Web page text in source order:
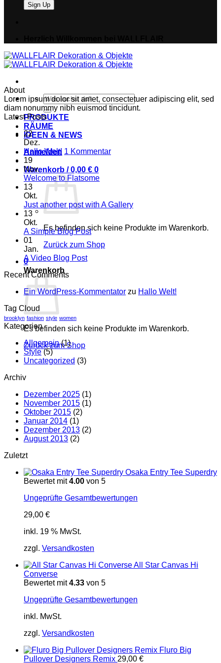
Suche
nach:
PRODUKTE
RÄUME
IDEEN & NEWS
Anmelden
Warenkorb /0,00 € 0
Es befinden sich keine Produkte im Warenkorb.
Zurück zum Shop
0
Warenkorb
Es befinden sich keine Produkte im Warenkorb.
Zurück zum Shop
About
Lorem ipsum dolor sit amet, consectetuer adipiscing elit, sed
diam nonummy nibh euismod tincidunt.
Latest Posts
22
Dez.
Hallo Welt! 1 Kommentarzu
19
Nov.
Welcome to FlatsomeKeine
Welcome
13
Okt.
Just another post with A GalleryKeine
Just
13
Okt.
A Simple Blog PostKeine
Kommentare
zu
01
Jan.
A Video Blog PostKeine
Video
Recent Comments
Ein WordPress-Kommentator zu Hallo Welt!
Tag Cloud
brooklyn fashion style women
Kategorien
Allgemein(1)
Style(5)
Uncategorized (3)
Archiv
Dezember 2025 (1)
November 2015 (1)
Oktober 2015 (2)
Januar 2014 (1)
Dezember 2013 (2)
August 2013 (2)
Zuletzt
Osaka Entry Tee Superdry
Bewertet mit4.00 von 5
Ungeprüfte Gesamtbewertungen
29,00 €
inkl. 19 % MwSt.
zzgl. Versandkosten
All Star Canvas Hi
Converse
Bewertet mit4.33 von 5
Ungeprüfte Gesamtbewertungen
inkl. MwSt.
zzgl. Versandkosten
Fluro Big
Pullover Designers Remix 29,00 €